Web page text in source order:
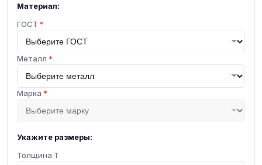
Материал:
ГОСТ *
Металл *
Марка *
Укажите размеры:
Толщина T